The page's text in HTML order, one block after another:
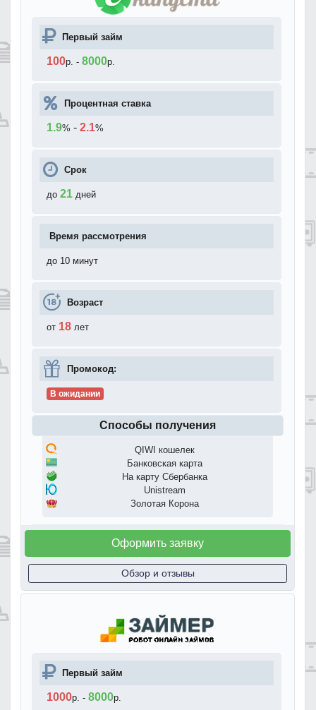
Первый займ
100р. - 8000р.
Процентная ставка
1.9% - 2.1%
Срок
до 21 дней
Время рассмотрения
до 10 минут
Возраст
от 18 лет
Промокод:
В ожидании
Способы получения
QIWI кошелек
Банковская карта
На карту Сбербанка
Unistream
Золотая Корона
Оформить заявку
Обзор и отзывы
Первый займ
1000р. - 8000р.